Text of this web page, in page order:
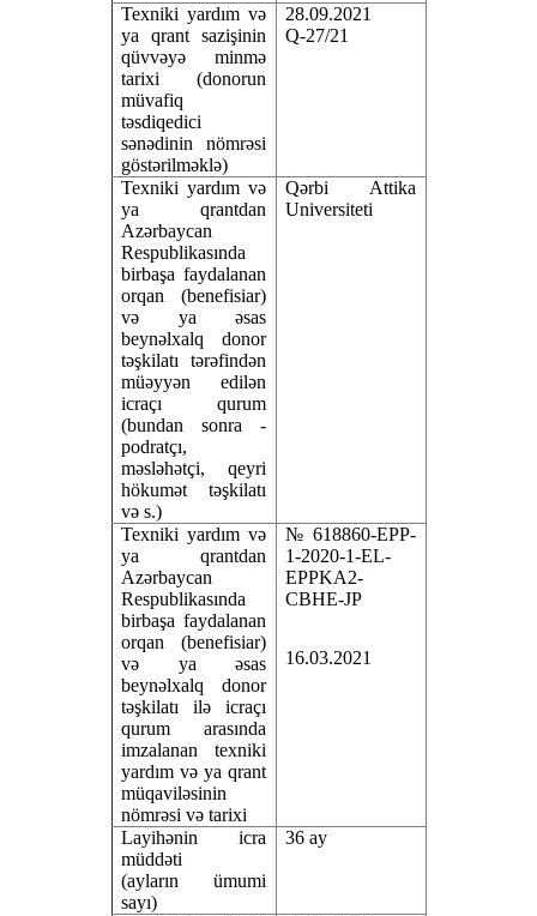
Texniki yardım və
ya qrant sazişinin
qüvvəyə minmə
tarixi (donorun
müvafiq
təsdiqedici
sənədinin nömrəsi
göstərilməklə)
28.09.2021
Q-27/21
Texniki yardım və
ya qrantdan
Azərbaycan
Respublikasında
birbaşa faydalanan
orqan (benefisiar)
və ya əsas
beynəlxalq donor
təşkilatı tərəfindən
müəyyən edilən
icraçı qurum
(bundan sonra -
podratçı,
məsləhətçi, qeyri
hökumət təşkilatı
və s.)
Qərbi Attika
Universiteti
Texniki yardım və
ya qrantdan
Azərbaycan
Respublikasında
birbaşa faydalanan
orqan (benefisiar)
və ya əsas
beynəlxalq donor
təşkilatı ilə icraçı
qurum arasında
imzalanan texniki
yardım və ya qrant
müqaviləsinin
nömrəsi və tarixi
№ 618860-EPP-
1-2020-1-EL-
EPPKA2-
CBHE-JP
16.03.2021
Layihənin icra
müddəti
(ayların ümumi
sayı)
36 ay